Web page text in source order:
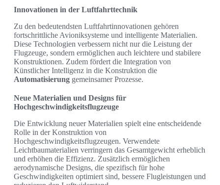
Innovationen in der Luftfahrttechnik
Zu den bedeutendsten Luftfahrtinnovationen gehören
fortschrittliche Avioniksysteme und intelligente Materialien.
Diese Technologien verbessern nicht nur die Leistung der
Flugzeuge, sondern ermöglichen auch leichtere und stabilere
Konstruktionen. Zudem fördert die Integration von
Künstlicher Intelligenz in die Konstruktion die
Automatisierung gemeinsamer Prozesse.
Neue Materialien und Designs für
Hochgeschwindigkeitsflugzeuge
Die Entwicklung neuer Materialien spielt eine entscheidende
Rolle in der Konstruktion von
Hochgeschwindigkeitsflugzeugen. Verwendete
Leichtbaumaterialien verringern das Gesamtgewicht erheblich
und erhöhen die Effizienz. Zusätzlich ermöglichen
aerodynamische Designs, die spezifisch für hohe
Geschwindigkeiten optimiert sind, bessere Flugleistungen und